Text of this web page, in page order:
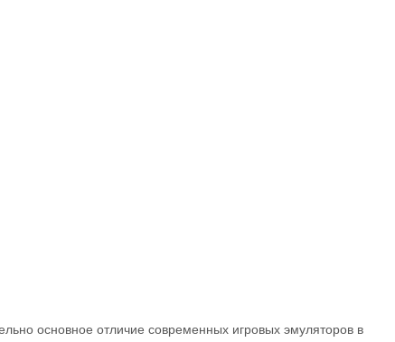
основное отличие современных игровых эмуляторов в